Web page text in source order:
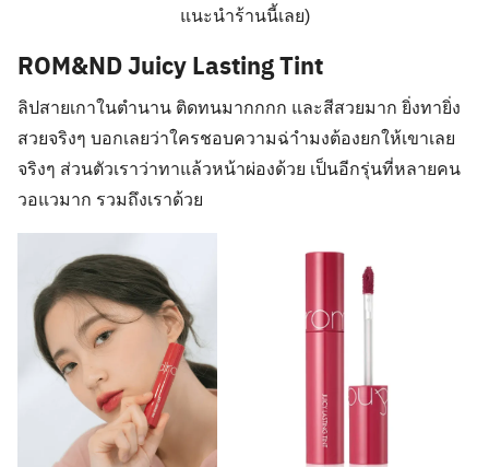
แนะนำร้านนี้เลย)
ROM&ND Juicy Lasting Tint
ลิปสายเกาในตำนาน ติดทนมากกกก และสีสวยมาก ยิ่งทายิ่ง
สวยจริงๆ บอกเลยว่าใครชอบความฉ่าำมงต้องยกให้เขาเลย
จริงๆ ส่วนตัวเราว่าทาแล้วหน้าผ่องด้วย เป็นอีกรุ่นที่หลายคน
วอแวมาก รวมถึงเราด้วย